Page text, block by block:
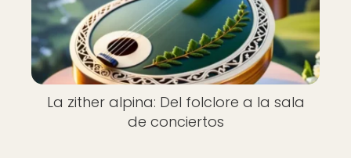
La zither alpina: Del folclore a la sala
de conciertos